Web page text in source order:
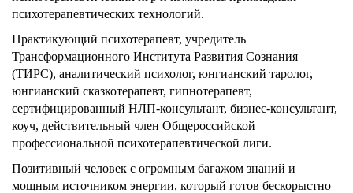
психотерапевтических технологий.
Практикующий психотерапевт, учредитель
Трансформационного Института Развития Сознания
(ТИРС), аналитический психолог, юнгианский таролог,
юнгианский сказкотерапевт, гипнотерапевт,
сертифицированный НЛП-консультант, бизнес-консультант,
коуч, действительный член Общероссийской
профессиональной психотерапевтической лиги.
Позитивный человек с огромным багажом знаний и
мощным источником энергии, который готов бескорыстно